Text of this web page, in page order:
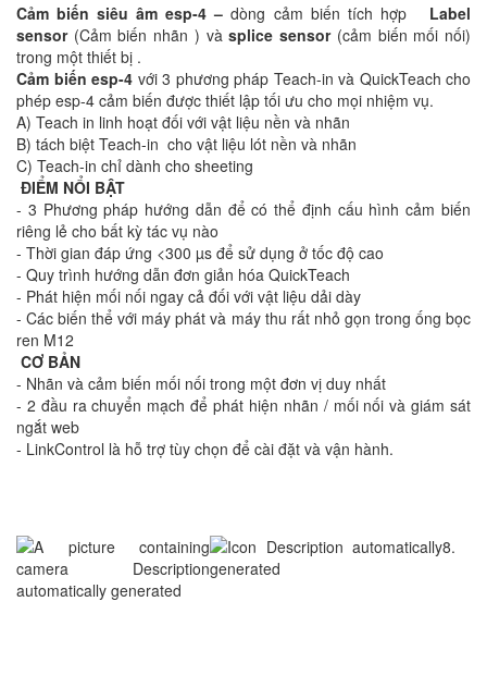
Cảm biến siêu âm esp-4– dòng cảm biến tích hợp Label
sensor(Cảm biến nhãn ) vàsplice sensor (cảm biến mối nối)
trong một thiết bị .
Cảm biến esp-4 với 3 phương pháp Teach-in và QuickTeach cho
phép esp-4 cảm biến được thiết lập tối ưu cho mọi nhiệm vụ.
A) Teach in linh hoạt đối với vật liệu nền và nhãn
B) tách biệt Teach-in cho vật liệu lót nền và nhãn
C) Teach-in chỉ dành cho sheeting
ĐIỂM NỔI BẬT
- 3 Phương pháp hướng dẫn để có thể định cấu hình cảm biến
riêng lẻ cho bất kỳ tác vụ nào
- Thời gian đáp ứng <300 µs để sử dụng ở tốc độ cao
- Quy trình hướng dẫn đơn giản hóa QuickTeach
- Phát hiện mối nối ngay cả đối với vật liệu dải dày
- Các biến thể với máy phát và máy thu rất nhỏ gọn trong ống bọc
ren M12
CƠ BẢN
- Nhãn và cảm biến mối nối trong một đơn vị duy nhất
- 2 đầu ra chuyển mạch để phát hiện nhãn / mối nối và giám sát
ngắt web
- LinkControl là hỗ trợ tùy chọn để cài đặt và vận hành.
8.